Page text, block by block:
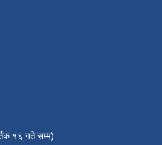
१६ गते सम्म)